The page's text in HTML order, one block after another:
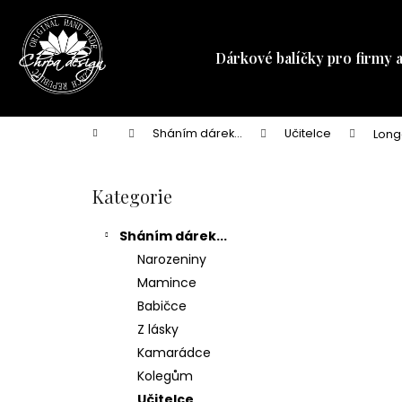
obsah
Dárkové balíčky pro firmy
Domů Sháním dárek... Učitelce
Přeskočit
kategorie
Kategorie
Sháním dárek...
Narozeniny
Mamince
Babičce
Z lásky
Kamarádce
Kolegům
Zpět
do
obchodu
Zpět
do
obchodu